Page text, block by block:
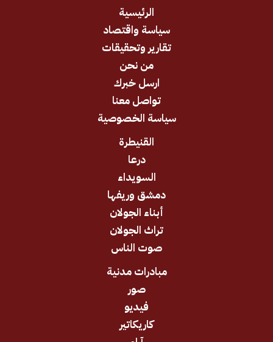
سياسة واقتصاد
تقارير وتحقيقات
ارسل خبرك
تواصل معنا
سياسة الخصوصية
دمشق وريفها
أبناء الجولان
تراث الجولان
صوت الناس
مبادرات مدنية